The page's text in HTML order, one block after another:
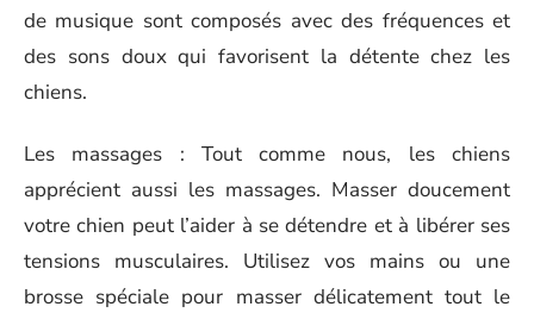
de musique sont composés avec des fréquences et
des sons doux qui favorisent la détente chez les
chiens.
Les massages : Tout comme nous, les chiens
apprécient aussi les massages. Masser doucement
votre chien peut l’aider à se détendre et à libérer ses
tensions musculaires. Utilisez vos mains ou une
brosse spéciale pour masser délicatement tout le